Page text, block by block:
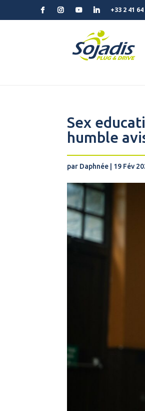
+33 2 41
Sex
humble
par Daphnée 19 Fév